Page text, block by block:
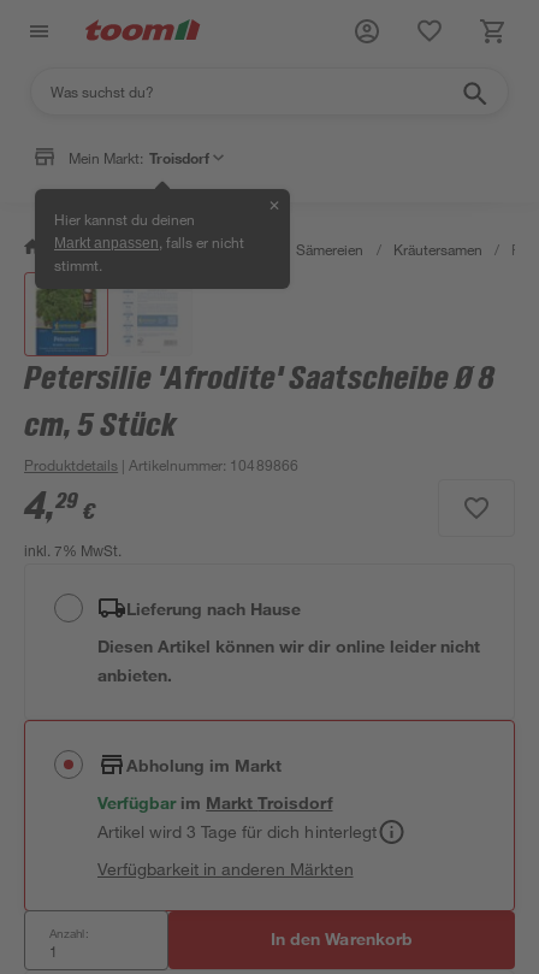
Mein Markt: Troisdorf
Hier kannst du deinen
Markt anpassen , falls er nicht
stimmt.
✕
/ Garten & Freizeit / Pflanzen Sämereien / Kräutersamen /
Petersilie 'Afrodite' Saatscheibe Ø 8
cm, 5 Stück
Produktdetails | Artikelnummer: 10489866
4,29 €
inkl. 7% MwSt.
Lieferung nach Hause
Diesen Artikel können wir dir online leider nicht
anbieten.
Abholung im Markt
Verfügbar im MarktTroisdorf
Artikel wird 3 Tage für dich hinterlegt
Verfügbarkeit in anderen Märkten
Anzahl: In den Warenkorb